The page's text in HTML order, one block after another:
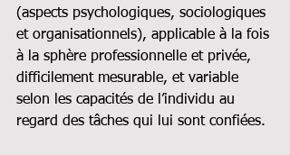
(aspects psychologiques, sociologiques
et organisationnels), applicable à la fois
à la sphère professionnelle et privée,
difficilement mesurable, et variable
selon les capacités de l’individu au
regard des tâches qui lui sont confiées.